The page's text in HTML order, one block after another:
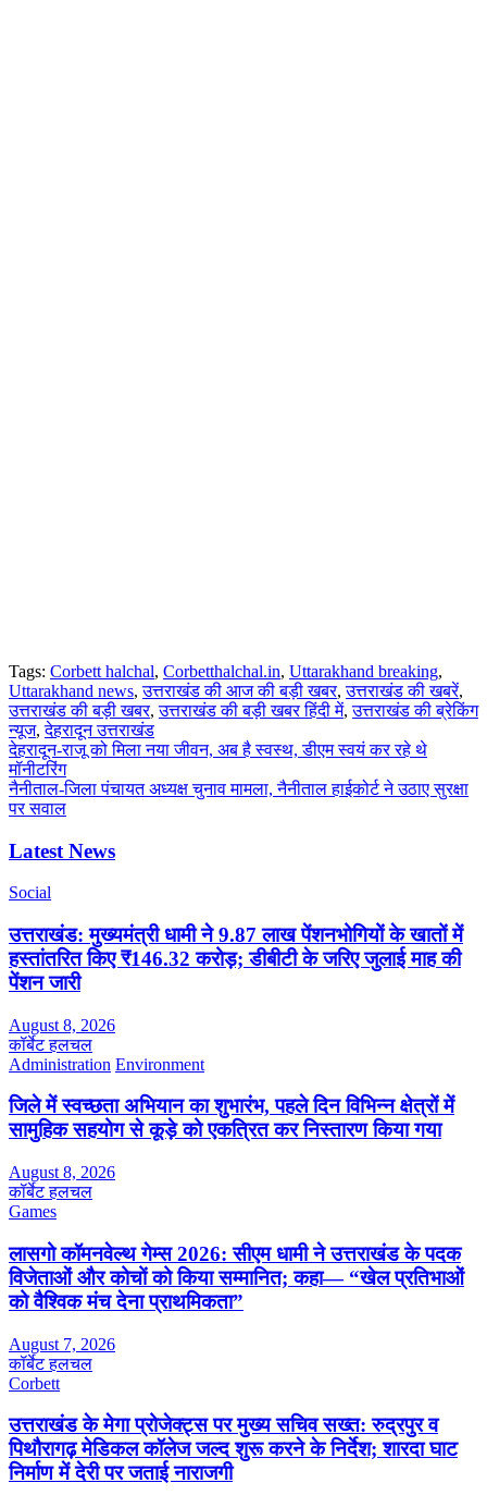
Tags: Corbett halchal, Corbetthalchal.in, Uttarakhand breaking,
Uttarakhand news,उत्तराखंड की आज की बड़ी खबर,उत्तराखंड की खबरें,
उत्तराखंड की बड़ी खबर,उत्तराखंड की बड़ी खबर हिंदी में,उत्तराखंड की ब्रेकिंग
न्यूज,देहरादून उत्तराखंड
Post
navigation
देहरादून-राजू को मिला नया जीवन, अब है स्वस्थ, डीएम स्वयं कर रहे थे
मॉनीटरिंग
नैनीताल-जिला पंचायत अध्यक्ष चुनाव मामला, नैनीताल हाईकोर्ट ने उठाए सुरक्षा
पर सवाल
Latest News
Social
उत्तराखंड: मुख्यमंत्री धामी ने 9.87 लाख पेंशनभोगियों के खातों में
हस्तांतरित किए ₹146.32 करोड़; डीबीटी के जरिए जुलाई माह की
पेंशन जारी
August 8, 2026
कॉर्बेट हलचल
Administration Environment
जिले में स्वच्छता अभियान का शुभारंभ, पहले दिन विभिन्न क्षेत्रों में
सामुहिक सहयोग से कूड़े को एकत्रित कर निस्तारण किया गया
August 8, 2026
कॉर्बेट हलचल
Games
लासगो कॉमनवेल्थ गेम्स 2026: सीएम धामी ने उत्तराखंड के पदक
विजेताओं और कोचों को किया सम्मानित; कहा— “खेल प्रतिभाओं
को वैश्विक मंच देना प्राथमिकता”
August 7, 2026
कॉर्बेट हलचल
Corbett
उत्तराखंड के मेगा प्रोजेक्ट्स पर मुख्य सचिव सख्त: रुद्रपुर व
पिथौरागढ़ मेडिकल कॉलेज जल्द शुरू करने के निर्देश; शारदा घाट
निर्माण में देरी पर जताई नाराजगी